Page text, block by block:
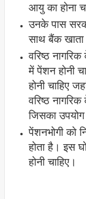
आयु का होना
उनके पास
साथ बैंक खाता
वरिष्ठ
में पेंशन होनी
होनी चाहिए
वरिष्ठ
जिसका
पेंशनभोगी को
होता है। इस
होनी चाहिए।